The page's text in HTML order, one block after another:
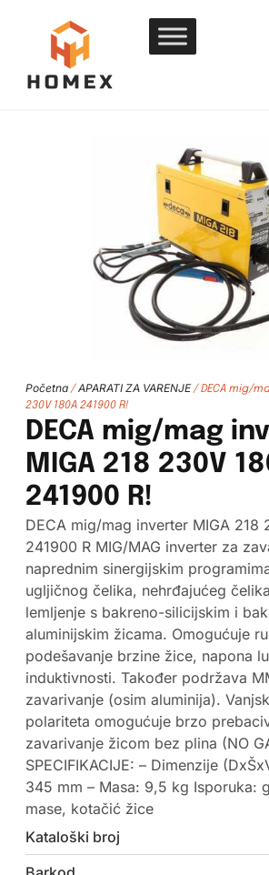
Početna/ APARATI ZA VARENJE/ DECA mig/
230V 180A 241900 R!
DECA mig/mag
MIGA 218 230V
241900 R!
DECA mig/mag inverter MIGA 218
241900 R MIG/MAG inverter za
naprednim sinergijskim
ugljičnog čelika, nehrđajućeg
lemljenje s bakreno-silicijskim i
aluminijskim žicama. Omogućuje
podešavanje brzine žice, napona
induktivnosti. Također podržava
zavarivanje (osim aluminija).
polariteta omogućuje brzo
zavarivanje žicom bez plina (NO
SPECIFIKACIJE: – Dimenzije
345 mm – Masa: 9,5 kg Isporuka:
mase, kotačić žice
Kataloški broj